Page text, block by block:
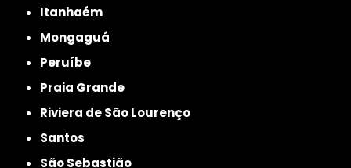
Itanhaém
Mongaguá
Peruíbe
Praia Grande
Riviera de São Lourenço
Santos
São Sebastião